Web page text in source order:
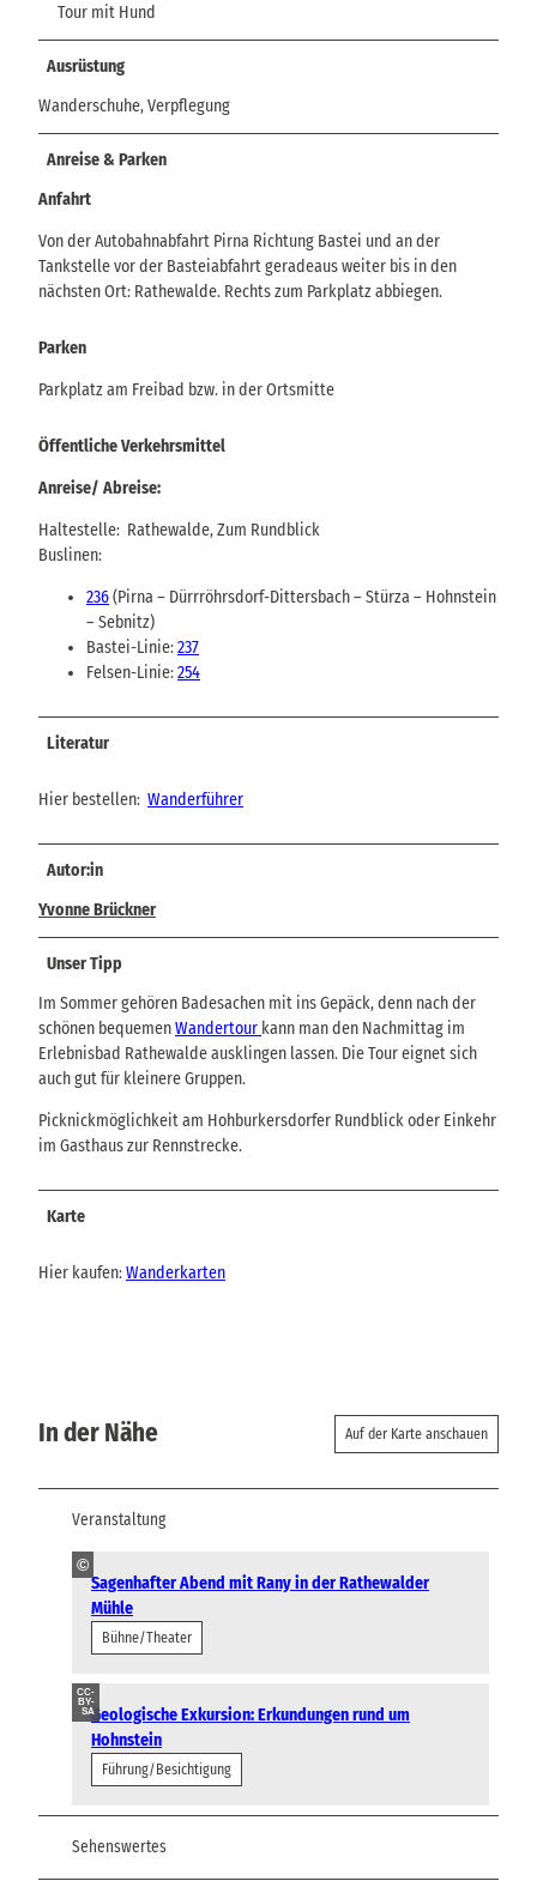
Tour mit Hund
Ausrüstung
Wanderschuhe, Verpflegung
Anreise & Parken
Anfahrt
Von der Autobahnabfahrt Pirna Richtung Bastei und an der
Tankstelle vor der Basteiabfahrt geradeaus weiter bis in den
nächsten Ort: Rathewalde. Rechts zum Parkplatz abbiegen.
Parken
Parkplatz am Freibad bzw. in der Ortsmitte
Öffentliche Verkehrsmittel
Anreise/ Abreise:
Haltestelle: Rathewalde, Zum Rundblick
Buslinen:
236(Pirna – Dürrröhrsdorf-Dittersbach – Stürza – Hohnstein
– Sebnitz)
Bastei-Linie:237
Felsen-Linie:254
Literatur
Hier bestellen: Wanderführer
Autor:in
Yvonne Brückner
Unser Tipp
Im Sommer gehören Badesachen mit ins Gepäck, denn nach der
schönen bequemenWandertour kann man den Nachmittag im
Erlebnisbad Rathewalde ausklingen lassen. Die Tour eignet sich
auch gut für kleinere Gruppen.
Picknickmöglichkeit am Hohburkersdorfer Rundblick oder Einkehr
im Gasthaus zur Rennstrecke.
Karte
Hier kaufen:Wanderkarten
In der Nähe Auf der Karte anschauen
Veranstaltung
©
Sagenhafter Abend mit Rany in der Rathewalder
Mühle
Bühne/Theater
CC-
BY-
SAGeologische Exkursion: Erkundungen rund um
Hohnstein
Führung/Besichtigung
Sehenswertes